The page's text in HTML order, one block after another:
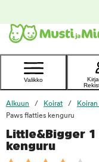
Ota yhteyttä
asiakaspalveluun
Valikko
Alkuun Koirat
Paws flatties kenguru
Little&Bigger
kenguru
foo